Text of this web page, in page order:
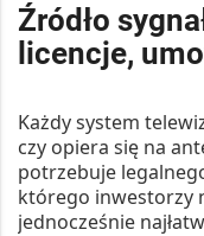
Źródło
licencje,
Każdy system
czy opiera się na
potrzebuje
którego inwestorzy
jednocześnie